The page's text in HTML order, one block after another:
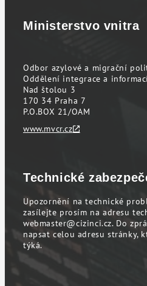
Ministerstvo vnitra
Odbor azylové a migrační
Oddělení integrace a
Nad štolou 3
170 34 Praha 7
P.O.BOX 21/OAM
www.mvcr.cz
Technické
Upozornění na technické
zasílejte prosím na adresu
webmaster@cizinci.cz. Do
napsat celou adresu stránky,
týká.